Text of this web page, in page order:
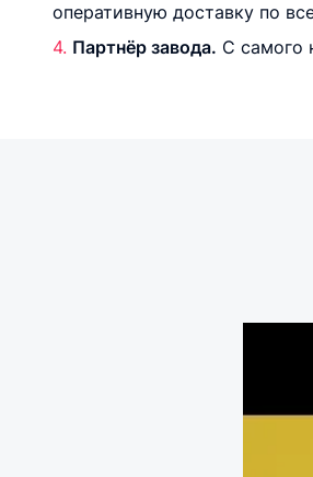
оперативную доставку по
Партнёр завода. С самого